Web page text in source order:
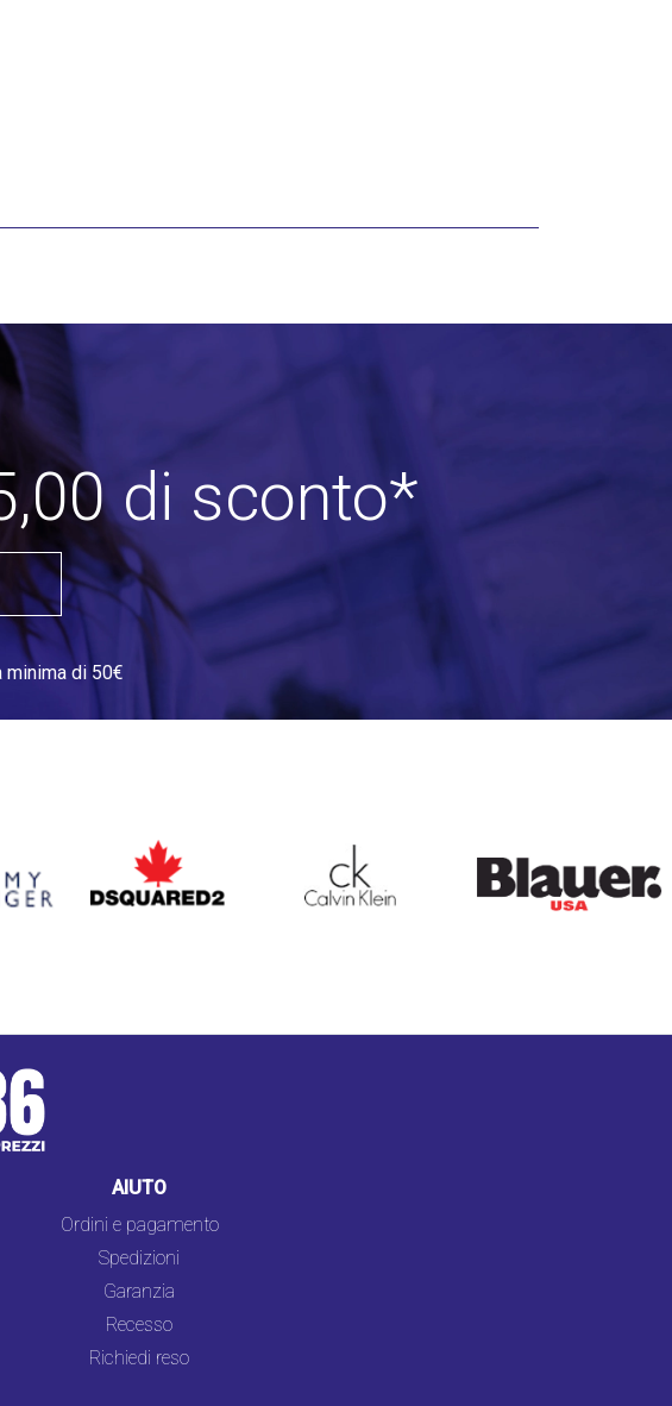
di sconto*
di 50€
DSQUARED2 CALVIN KLEIN
AIUTO
Ordini e pagamento
Spedizioni
Garanzia
Recesso
Richiedi reso